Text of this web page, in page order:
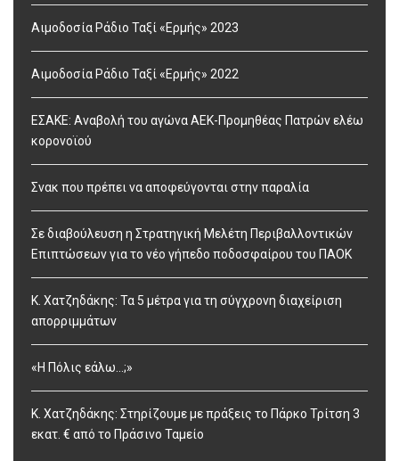
Αιμοδοσία Ράδιο Ταξί «Ερμής» 2023
Αιμοδοσία Ράδιο Ταξί «Ερμής» 2022
ΕΣΑΚΕ: Αναβολή του αγώνα ΑΕΚ-Προμηθέας Πατρών ελέω
κορονοϊού
Σνακ που πρέπει να αποφεύγονται στην παραλία
Σε διαβούλευση η Στρατηγική Μελέτη Περιβαλλοντικών
Επιπτώσεων για το νέο γήπεδο ποδοσφαίρου του ΠΑΟΚ
Κ. Χατζηδάκης: Τα 5 μέτρα για τη σύγχρονη διαχείριση
απορριμμάτων
«Η Πόλις εάλω…;»
Κ. Χατζηδάκης: Στηρίζουμε με πράξεις το Πάρκο Τρίτση 3
εκατ. € από το Πράσινο Ταμείο